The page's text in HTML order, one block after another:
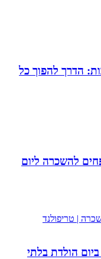
הדרך להפוך כל
להשכרה ליום
ביום הולדת בלתי